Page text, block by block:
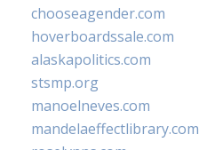
chooseagender.com
hoverboardssale.com
alaskapolitics.com
stsmp.org
manoelneves.com
mandelaeffectlibrary.com